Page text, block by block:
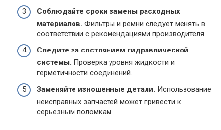
Соблюдайте сроки замены расходных
материалов. Фильтры и ремни следует менять в
соответствии с рекомендациями производителя.
Следите за состоянием гидравлической
системы. Проверка уровня жидкости и
герметичности соединений.
Заменяйте изношенные детали. Использование
неисправных запчастей может привести к
серьезным поломкам.